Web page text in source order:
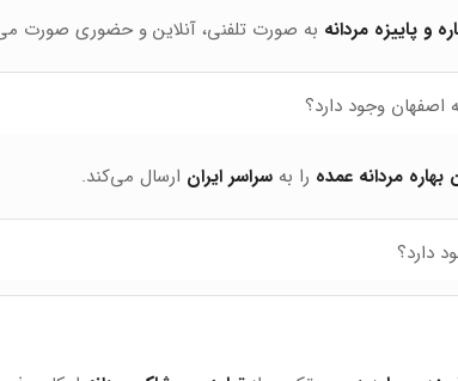
و پاییزه مردانه به صورت تلفنی، آنلاین و حضوری صورت
اصفهان وجود دارد؟
بهاره مردانه عمده را به سراسر ایران ارسال می‌کند.
دارد؟